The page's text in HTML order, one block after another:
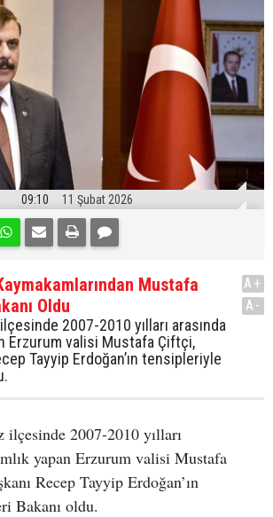
09:10 11 Şubat 2026
Mustafa
Oldu
2007-2010 yılları arasında
Erzurum valisi Mustafa Çiftçi,
Tayyip Erdoğan’ın tensipleriyle
A+
A-
2007-2010 yılları
yapan Erzurum valisi Mustafa
Recep Tayyip Erdoğan’ın
Bakanı oldu.